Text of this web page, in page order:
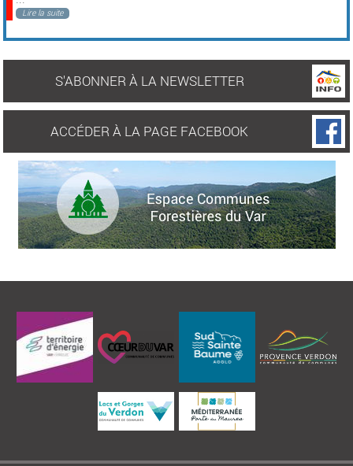
Lire la suite
S'ABONNER À LA NEWSLETTER
ACCÉDER À LA PAGE FACEBOOK